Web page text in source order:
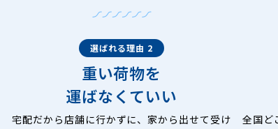
選ばれる理由 2
重い荷物を
運ばなくていい
宅配だから店舗に行かずに、家から出せて受け
全国ど